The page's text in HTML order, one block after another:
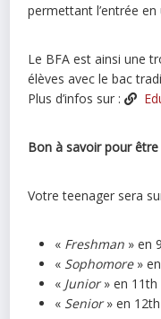
permettant l’entrée
Le BFA est ainsi une
élèves avec le bac
Plus d’infos sur :
Bon à savoir pour
Votre teenager sera
« Freshman » en
« Sophomore»
« Junior» en 11th
« Senior» en